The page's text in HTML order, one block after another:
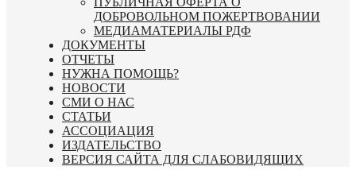
ДОБРОВОЛЬНОМ ПОЖЕРТВОВАНИИ
МЕДИАМАТЕРИАЛЫ РДФ
ДОКУМЕНТЫ
ОТЧЕТЫ
НУЖНА ПОМОЩЬ?
НОВОСТИ
СМИ О НАС
СТАТЬИ
АССОЦИАЦИЯ
ИЗДАТЕЛЬСТВО
ВЕРСИЯ САЙТА ДЛЯ СЛАБОВИДЯЩИХ